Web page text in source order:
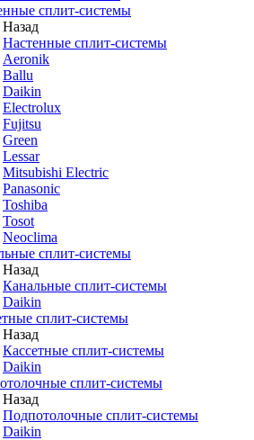
сплит-системы
Назад
Настенные сплит-системы
Aeronik
Ballu
Daikin
Electrolux
Fujitsu
Green
Lessar
Mitsubishi Electric
Panasonic
Toshiba
Tosot
Neoclima
сплит-системы
Назад
Канальные сплит-системы
Daikin
сплит-системы
Назад
Кассетные сплит-системы
Daikin
сплит-системы
Назад
Подпотолочные сплит-системы
Daikin